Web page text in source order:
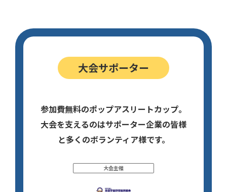
大会サポーター
参加費無料のポップアスリートカップ。
大会を支えるのはサポーター企業の皆様
と多くのボランティア様です。
大会主催